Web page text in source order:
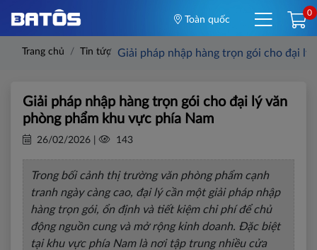
Toàn quốc
0
Trang chủ Tin tức Giải pháp nhập hàng trọn gói cho đại
Giải pháp nhập hàng trọn gói cho đại lý văn
phòng phẩm khu vực phía Nam
26/02/2026 | 143
Trong bối cảnh thị trường văn phòng phẩm cạnh
tranh ngày càng cao, đại lý cần một giải pháp nhập
hàng trọn gói, ổn định và tiết kiệm chi phí để chủ
động nguồn cung và mở rộng kinh doanh. Đặc biệt
tại khu vực phía Nam là nơi tập trung nhiều cửa